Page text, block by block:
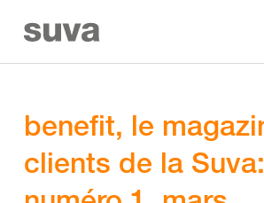
benefit, le
clients de la